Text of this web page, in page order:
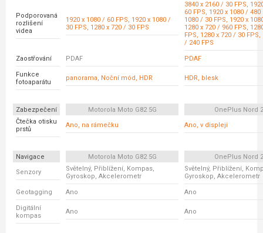
Podporovaná
rozlišení
videa
1920 x 1080 / 60 FPS, 1920 x 1080 /
30 FPS, 1280 x 720 / 30 FPS
3840 x 2160 / 30 FPS,
60 FPS, 1920 x 1080 / 480
1080 / 30 FPS, 1920 x
1280 x 720 / 960 FPS,
FPS, 1280 x 720 / 30 FPS,
/ 240 FPS
Zaostřování PDAF PDAF
Funkce
fotoaparátu
panorama, Noční mód, HDR HDR, blesk
Zabezpečení Motorola Moto G82 5G
OnePlus Nord
Čtečka otisku
prstů
Ano, na rámečku Ano, v displeji
Navigace Motorola Moto G82 5G
OnePlus Nord
Senzory
Světelný, Přiblížení, Kompas,
Gyroskop, Akcelerometr
Světelný, Přiblížení,
Gyroskop, Akcelerometr
Geotagging Ano Ano
Digitální
kompas
Ano Ano